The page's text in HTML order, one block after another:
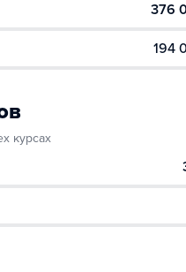
376
194
курсах